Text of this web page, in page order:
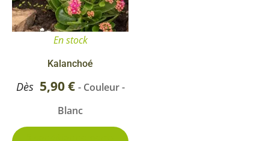
En stock
Kalanchoé
Dès 5,90€ - Couleur -
Blanc
Les
options